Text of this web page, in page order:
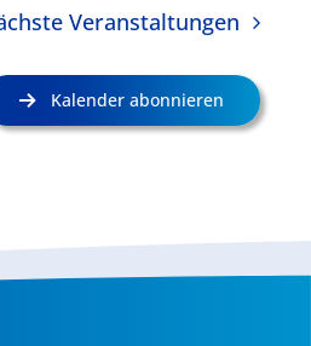
Veranstaltungen
Kalender abonnieren